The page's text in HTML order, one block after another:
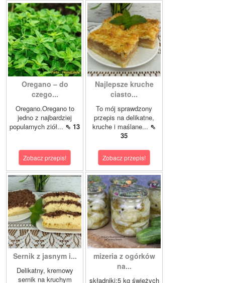
Oregano – do
czego...
Oregano.Oregano to
jedno z najbardziej
popularnych ziół... ⇖ 13
Zobacz przepis!
Najlepsze kruche
ciasto...
To mój sprawdzony
przepis na delikatne,
kruche i maślane... ⇖
35
Zobacz przepis!
Sernik z jasnym i...
Delikatny, kremowy
sernik na kruchym
mizeria z ogórków
na...
składniki:5 kg świeżych